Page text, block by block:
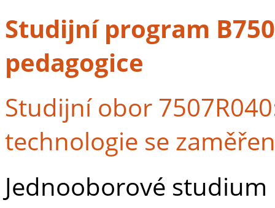
Studijní program
pedagogice
Studijní obor
technologie se
Jednooborové studium